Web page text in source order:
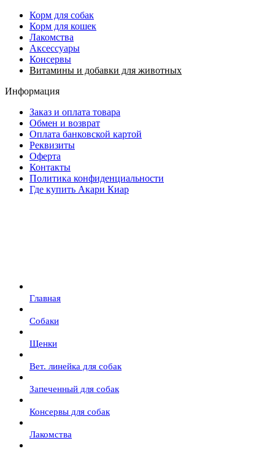
Корм для собак
Корм для кошек
Лакомства
Аксессуары
Консервы
Витамины и добавки для животных
Информация
Заказ и оплата товара
Обмен и возврат
Оплата банковской картой
Реквизиты
Оферта
Контакты
Политика конфиденциальности
Где купить Акари Киар
Главная
Собаки
Щенки
Вет. линейка для собак
Запеченный для собак
Консервы для собак
Лакомства